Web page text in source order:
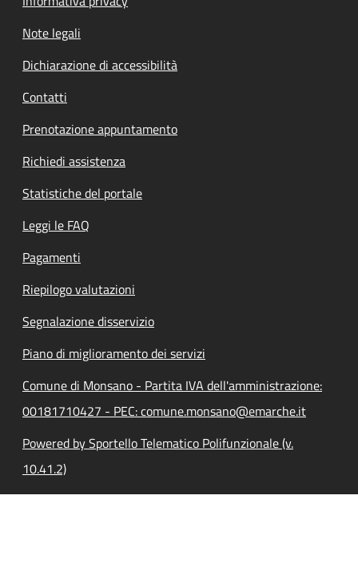
Note legali
Dichiarazione di accessibilità
Contatti
Prenotazione appuntamento
Richiedi assistenza
Statistiche del portale
Leggi le FAQ
Pagamenti
Riepilogo valutazioni
Segnalazione disservizio
Piano di miglioramento dei servizi
Comune di Monsano - Partita IVA dell'amministrazione:
00181710427 - PEC: comune.monsano@emarche.it
Powered by Sportello Telematico Polifunzionale (v.
10.41.2)